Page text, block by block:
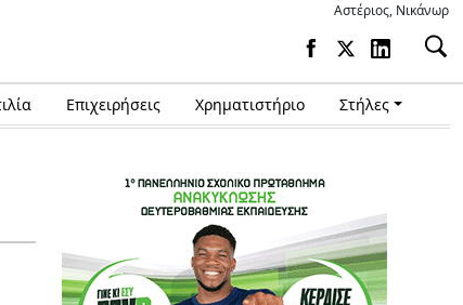
Αστέριος, Νικάνωρ
Επιχειρήσεις Χρηματιστήριο Στήλες